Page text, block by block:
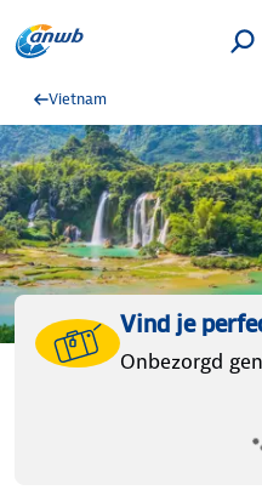
Vietnam
Vind je
Onbezorgd